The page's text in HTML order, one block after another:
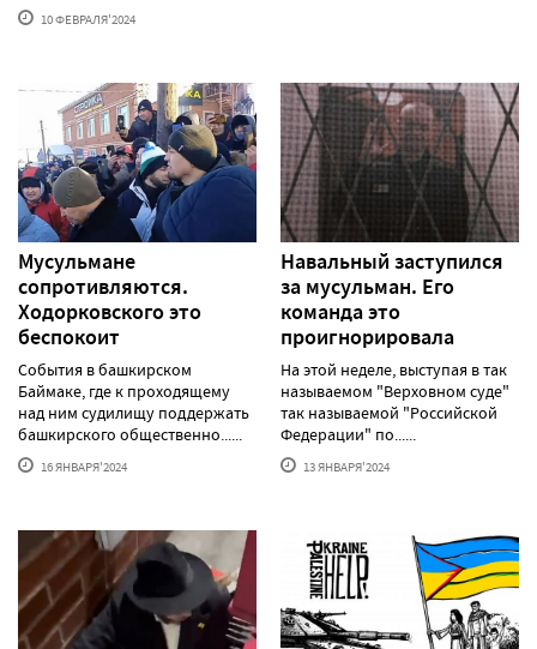
10 ФЕВРАЛЯ'2024
Мусульмане
сопротивляются.
Ходорковского это
беспокоит
События в башкирском
Баймаке, где к проходящему
над ним судилищу поддержать
башкирского общественно......
16 ЯНВАРЯ'2024
Навальный заступился
за мусульман. Его
команда это
проигнорировала
На этой неделе, выступая в так
называемом "Верховном суде"
так называемой "Российской
Федерации" по......
13 ЯНВАРЯ'2024